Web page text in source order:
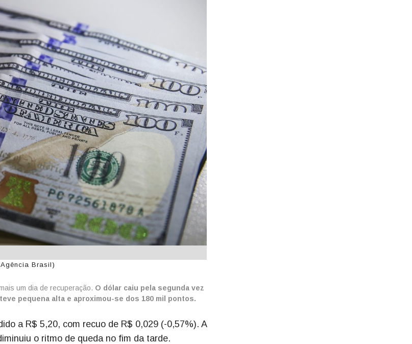
Brasil)
um dia de recuperação. O dólar caiu pela segunda vez
pequena alta e aproximou-se dos 180 mil pontos.
a R$ 5,20, com recuo de R$ 0,029 (-0,57%). A
o ritmo de queda no fim da tarde.